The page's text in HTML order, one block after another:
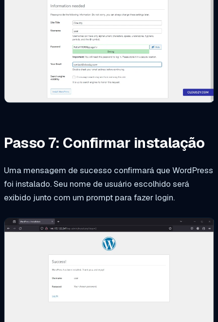
Passo 7: Confirmar instalação
Uma mensagem de sucesso confirmará que WordPress
foi instalado. Seu nome de usuário escolhido será
exibido junto com um prompt para fazer login.